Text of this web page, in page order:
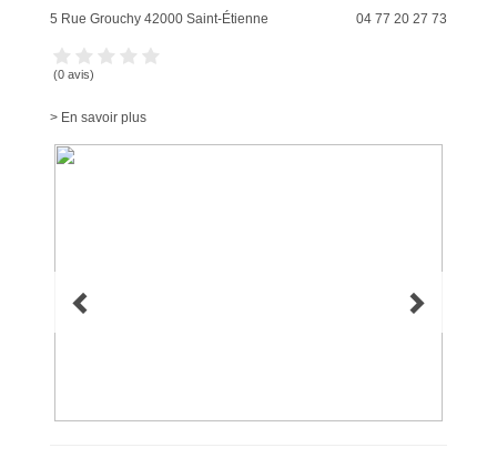
5 Rue Grouchy 42000 Saint-Étienne 04 77 20 27 73
(0 avis)
> En savoir plus